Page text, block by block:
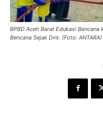
BPBD Aceh Barat Edukasi
Bencana Sejak Dini. (Foto: ANTARA)